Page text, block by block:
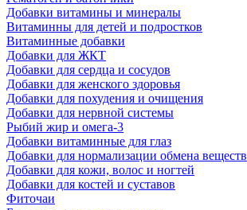
Добавки витамины и минералы
Витаминны для детей и подростков
Витаминные добавки
Добавки для ЖКТ
Добавки для сердца и сосудов
Добавки для женского здоровья
Добавки для похудения и очищения
Добавки для нервной системы
Рыбий жир и омега-3
Добавки витаминные для глаз
Добавки для нормализации обмена веществ
Добавки для кожи, волос и ногтей
Добавки для костей и суставов
Фиточаи